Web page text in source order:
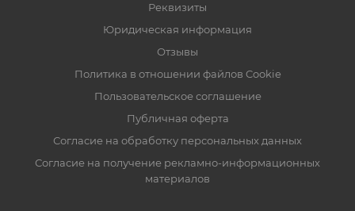
Реквизиты
Юридическая информация
Отзывы
Политика в отношении файлов Cookie
Пользовательское соглашение
Публичная оферта
Согласие на обработку персональных данных
Согласие на получение рекламно-информационных
материалов